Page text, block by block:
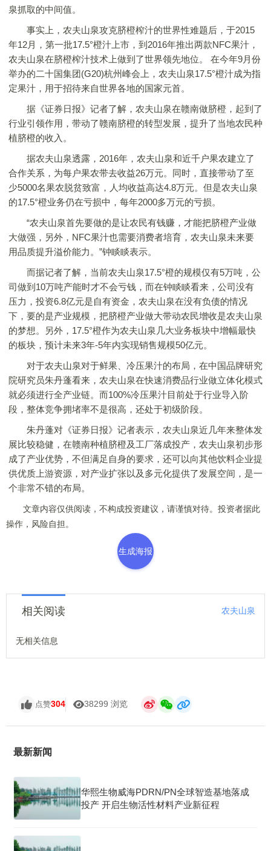
泉抓取的中间值。
事实上，农夫山泉攻克脐橙榨汁的世界性难题后，于2015
年12月，第一批17.5°橙汁上市，到2016年推出两款NFC果汁，
农夫山泉在脐橙榨汁技术上做到了世界领先地位。 在今年9月份
举办的二十国集团(G20)杭州峰会上，农夫山泉17.5°橙汁成为指
定果汁，用于招待来自世界各地的国家元首。
据《证券日报》记者了解，农夫山泉在赣南做脐橙，起到了
行业引领作用，带动了赣南脐橙的转型发展，提升了当地农民种
植脐橙的收入。
据农夫山泉透露，2016年，农夫山泉和近千户果农建立了
合作关系，为每户果农带去收益26万元。同时，直接带动了至
少5000名果农脱贫致富，人均收益高达4.8万元。但是农夫山泉
的17.5°橙业务仍在亏损中，每年2000多万元的亏损。
“农夫山泉首先要做的是让农民有钱赚，才能把脐橙产业做
大做强，另外，NFC果汁也需要消费者培育，农夫山泉未来要
用品质提升溢价能力。”钟睒睒表示。
而据记者了解，当前农夫山泉17.5°橙的规模仅有5万吨，公
司做到10万吨产能时才不会亏钱，而在钟睒睒看来，公司没有
压力，投资6.8亿元是自有资金，农夫山泉在没有负债的情况
下，要的是产业规模，把脐橙产业做大带动农民增收是农夫山泉
的梦想。另外，17.5°橙作为农夫山泉几大业务板块中增幅最快
的板块，预计未来3年-5年内实现销售规模50亿元。
对于农夫山泉对于鲜果、冷压果汁的布局，在中国品牌研究
院研究员朱丹蓬看来，农夫山泉在快速消费品行业做立体化模式
就必须进行全产业链。而100%冷压果汁目前处于行业导入阶
段，整体竞争拥堵率不是很高，还处于初级阶段。
朱丹蓬对《证券日报》记者表示，农夫山泉近几年来整体发
展比较稳健，在赣南种植脐橙及工厂落成投产，农夫山泉初步形
成了产业优势，不但满足自身的要求，还可以向其他饮料企业提
供优质上游资源，对产业扩张以及多元化提供了发展空间，是一
个非常不错的布局。
文章内容仅供阅读，不构成投资建议，请谨慎对待。投资者据此
操作，风险自担。
生成海报
相关阅读 农夫山泉
无相关信息
点赞304 38299 浏览
最新新闻
华熙生物威海PDRN/PN全球智造基地落成
投产 开启生物活性材料产业新征程